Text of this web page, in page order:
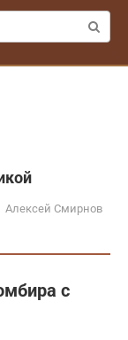
Алексей Смирнов
с